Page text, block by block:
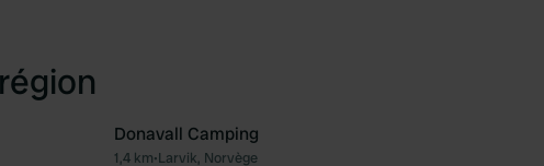
Donavall Camping
1,4 km•Larvik, Norvège